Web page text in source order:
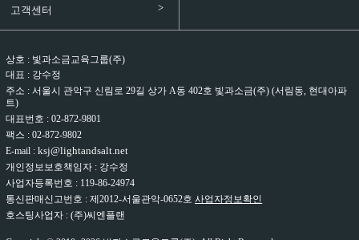
고객센터
빛과소금교육그룹(주)
대표 : 강수정
주소 : 서울시 관악구 신림로 29길 상가 A동 402호 빛과소금(주) (서림동, 현대아파
트)
대표번호 : 02-872-9801
팩스 : 02-872-9802
E-mail :ksj@lightandsalt.net
개인정보보호책임자 : 강수정
사업자등록번호 : 119-86-24974
통신판매신고번호 : 제2012-서울관악-0652호사업자정보확인
호스팅사업자 : (주)씨엔플랜